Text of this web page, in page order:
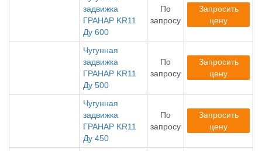
задвижка
ГРАНАР KR11
Ду 600
По
запросу
Запросить
цену
Чугунная
задвижка
ГРАНАР KR11
Ду 500
По
запросу
Запросить
цену
Чугунная
задвижка
ГРАНАР KR11
Ду 450
По
запросу
Запросить
цену